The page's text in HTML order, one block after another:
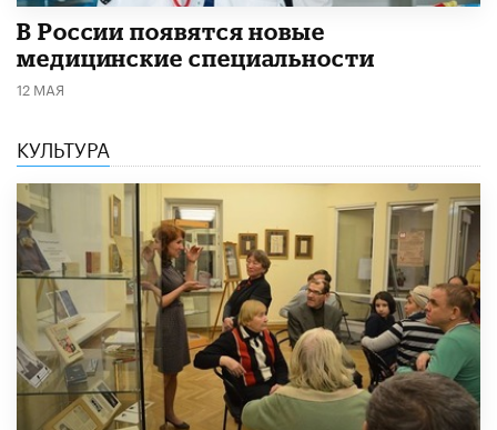
В России появятся новые
медицинские специальности
12 МАЯ
КУЛЬТУРА